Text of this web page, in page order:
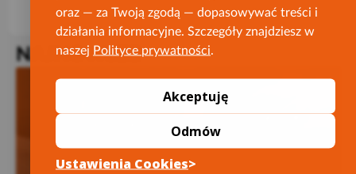
oraz — za Twoją zgodą — dopasowywać treści i
działania informacyjne. Szczegóły znajdziesz w
naszej Polityce prywatności
Akceptuję
Odmów
Ustawienia Cookies
NAJNOWSZE